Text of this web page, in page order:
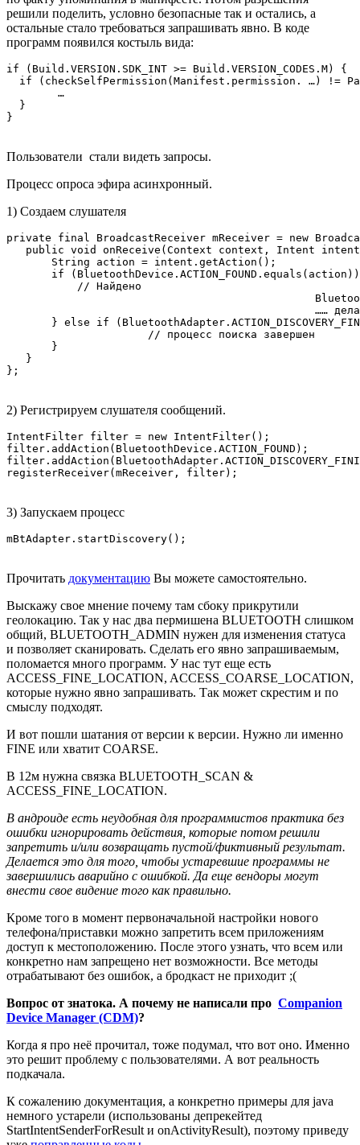
решили поделить, условно безопасные так и остались, а
остальные стало требоваться запрашивать явно. В коде
программ появился костыль вида:
if (Build.VERSION.SDK_INT >= Build.VERSION_CODES.M) {
if (checkSelfPermission(Manifest.permission. …) !=
  }
Пользователи стали видеть запросы.
Процесс опроса эфира асинхронный.
1) Создаем слушателя
private final BroadcastReceiver mReceiver = new
public void onReceive(Context context, Intent
       String action = intent.getAction();
if
           // Найдено
} else if
       }
   }
2) Регистрируем слушателя сообщений.
IntentFilter filter = new IntentFilter();
filter.addAction(BluetoothDevice.ACTION_FOUND);
registerReceiver(mReceiver, filter);
3) Запускаем процесс
mBtAdapter.startDiscovery();
Прочитать документацию Вы можете самостоятельно.
Выскажу свое мнение почему там сбоку прикрутили
геолокацию. Так у нас два пермишена BLUETOOTH слишком
общий, BLUETOOTH_ADMIN нужен для изменения статуса
и позволяет сканировать. Сделать его явно запрашиваемым,
поломается много программ. У нас тут еще есть
ACCESS_FINE_LOCATION, ACCESS_COARSE_LOCATION,
которые нужно явно запрашивать. Так может скрестим и по
смыслу подходят.
И вот пошли шатания от версии к версии. Нужно ли именно
FINE или хватит COARSE.
В 12м нужна связка BLUETOOTH_SCAN &
ACCESS_FINE_LOCATION.
В андроиде есть неудобная для программистов практика без
ошибки игнорировать действия, которые потом решили
запретить и/или возвращать пустой/фиктивный результат.
Делается это для того, чтобы устаревшие программы не
завершились аварийно с ошибкой. Да еще вендоры могут
внести свое видение того как правильно.
Кроме того в момент первоначальной настройки нового
телефона/приставки можно запретить всем приложениям
доступ к местоположению. После этого узнать, что всем или
конкретно нам запрещено нет возможности. Все методы
отрабатывают без ошибок, а бродкаст не приходит ;(
Вопрос от знатока. А почему не написали про Companion
Device Manager (CDM)?
Когда я про неё прочитал, тоже подумал, что вот оно. Именно
это решит проблему с пользователями. А вот реальность
подкачала.
К сожалению документация, а конкретно примеры для java
немного устарели (использованы депрекейтед
StartIntentSenderForResult и onActivityResult), поэтому приведу